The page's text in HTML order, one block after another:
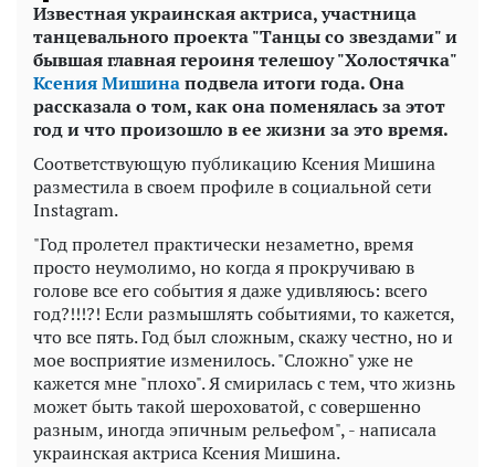
Известная украинская актриса, участница
танцевального проекта "Танцы со звездами" и
бывшая главная героиня телешоу "Холостячка"
Ксения Мишинаподвела итоги года. Она
рассказала о том, как она поменялась за этот
год и что произошло в ее жизни за это время.
Соответствующую публикацию Ксения Мишина
разместила в своем профиле в социальной сети
Instagram.
"Год пролетел практически незаметно, время
просто неумолимо, но когда я прокручиваю в
голове все его события я даже удивляюсь: всего
год?!!!?! Если размышлять событиями, то кажется,
что все пять. Год был сложным, скажу честно, но и
мое восприятие изменилось. "Сложно" уже не
кажется мне "плохо". Я смирилась с тем, что жизнь
может быть такой шероховатой, с совершенно
разным, иногда эпичным рельефом", - написала
украинская актриса Ксения Мишина.